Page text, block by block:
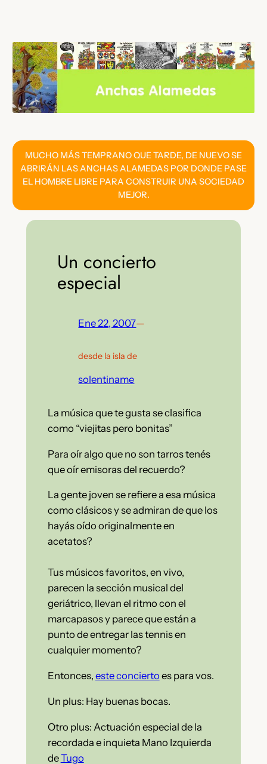
contenido
MUCHO MÁS TEMPRANO QUE TARDE, DE NUEVO SE
ABRIRÁN LAS ANCHAS ALAMEDAS POR DONDE PASE
EL HOMBRE LIBRE PARA CONSTRUIR UNA SOCIEDAD
MEJOR.
Un concierto
especial
Ene 22, 2007—
desde la isla de
solentiname
La música que te gusta se clasifica
como “viejitas pero bonitas”
Para oír algo que no son tarros tenés
que oír emisoras del recuerdo?
La gente joven se refiere a esa música
como clásicos y se admiran de que los
hayás oído originalmente en
acetatos?
Tus músicos favoritos, en vivo,
parecen la sección musical del
geriátrico, llevan el ritmo con el
marcapasos y parece que están a
punto de entregar las tennis en
cualquier momento?
Entonces, este concierto es para vos.
Un plus: Hay buenas bocas.
Otro plus: Actuación especial de la
recordada e inquieta Mano Izquierda
deTugo